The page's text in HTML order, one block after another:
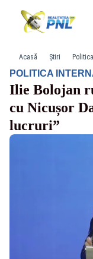
Acasă Știri
POLITICA
Ilie Bolojan
cu Nicușor
lucruri”